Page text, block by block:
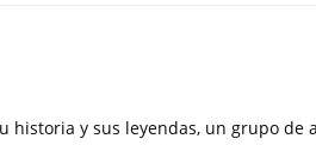
y sus leyendas, un grupo de